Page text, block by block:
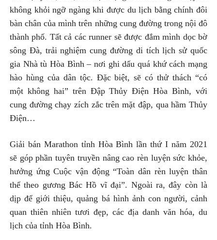
không khỏi ngỡ ngàng khi được du lịch bằng chính đôi
bàn chân của mình trên những cung đường trong nội đô
thành phố. Tất cả các runner sẽ được đắm mình dọc bờ
sông Đà, trải nghiệm cung đường di tích lịch sử quốc
gia Nhà tù Hòa Bình – nơi ghi dấu quá khứ cách mạng
hào hùng của dân tộc. Đặc biệt, sẽ có thử thách “có
một không hai” trên Đập Thủy Điện Hòa Bình, với
cung đường chạy zích zắc trên mặt đập, qua hầm Thủy
Điện…
Giải bán Marathon tỉnh Hòa Bình lần thứ I năm 2021
sẽ góp phần tuyên truyền nâng cao rèn luyện sức khỏe,
hưởng ứng Cuộc vận động “Toàn dân rèn luyện thân
thể theo gương Bác Hồ vĩ đại”. Ngoài ra, đây còn là
dịp để giới thiệu, quảng bá hình ảnh con người, cảnh
quan thiên nhiên tươi đẹp, các địa danh văn hóa, du
lịch của tỉnh Hòa Bình.